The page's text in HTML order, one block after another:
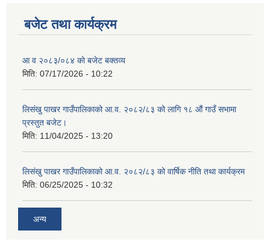
बजेट तथा कार्यक्रम
आ व २०८३/०८४ काे बजेट बक्तव्य
मिति: 07/17/2026 - 10:22
लिसंखु पाखर गाउँपालिकाको आ.व. २०८२/८३ को लागि १८ औं गाउँ सभामा
प्रस्तुत बजेट।
मिति: 11/04/2025 - 13:20
लिसंखु पाखर गाउँपालिकाको आ.व. २०८२/८३ को वार्षिक नीति तथा कार्यक्रम
मिति: 06/25/2025 - 10:32
अन्य